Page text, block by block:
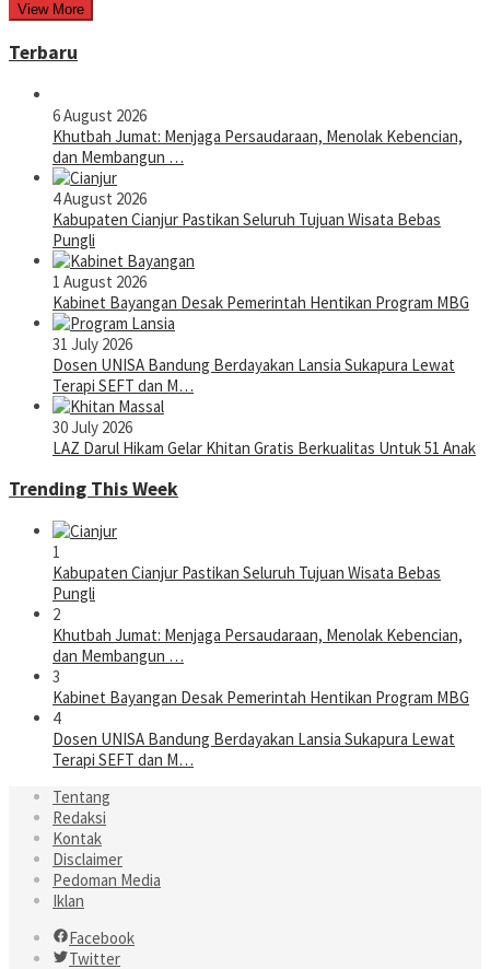
View More
Terbaru
6 August 2026
Khutbah Jumat: Menjaga Persaudaraan, Menolak Kebencian,
dan Membangun …
4 August 2026
Kabupaten Cianjur Pastikan Seluruh Tujuan Wisata Bebas
Pungli
1 August 2026
Kabinet Bayangan Desak Pemerintah Hentikan Program MBG
31 July 2026
Dosen UNISA Bandung Berdayakan Lansia Sukapura Lewat
Terapi SEFT dan M…
30 July 2026
LAZ Darul Hikam Gelar Khitan Gratis Berkualitas Untuk 51 Anak
Trending This Week
1
Kabupaten Cianjur Pastikan Seluruh Tujuan Wisata Bebas
Pungli
2
Khutbah Jumat: Menjaga Persaudaraan, Menolak Kebencian,
dan Membangun …
3
Kabinet Bayangan Desak Pemerintah Hentikan Program MBG
4
Dosen UNISA Bandung Berdayakan Lansia Sukapura Lewat
Terapi SEFT dan M…
Tentang
Redaksi
Kontak
Disclaimer
Pedoman Media
Iklan
Facebook
Twitter